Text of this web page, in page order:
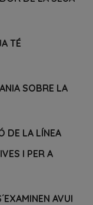
TÉ
SOBRE LA
DE LA LÍNEA
I PER A
AVUI